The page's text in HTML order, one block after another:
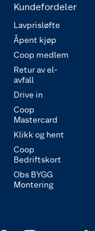
Kundefordeler
Lavprisløfte
Åpent kjøp
Coop medlem
Retur av el-
avfall
Drive in
Coop
Mastercard
Klikk og hent
Coop
Bedriftskort
Obs BYGG
Montering